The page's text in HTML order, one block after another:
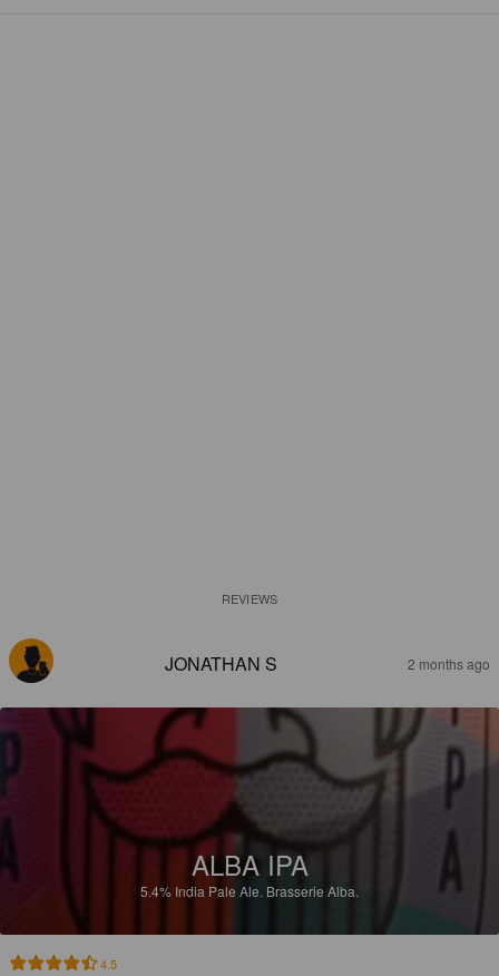
REVIEWS
JONATHAN S 2 months ago
ALBA IPA
5.4% India Pale Ale. Brasserie Alba.
4.5